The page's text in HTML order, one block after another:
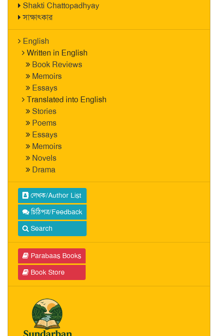
Shakti Chattopadhyay
সাক্ষাৎকার
English
Written in English
Book Reviews
Memoirs
Essays
Translated into English
Stories
Poems
Essays
Memoirs
Novels
Drama
লেখক/Author List
চিঠিপত্র/Feedback
Search
Parabaas Books
Book Store